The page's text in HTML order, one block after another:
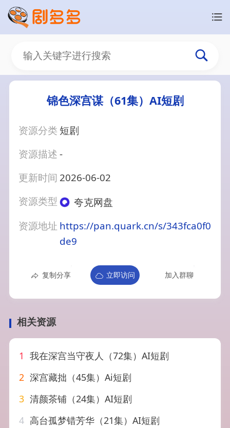
锦色深宫谋（61集）AI短剧
资源分类 短剧
资源描述-
更新时间 2026-06-02
资源类型
夸克网盘
资源地址 https://pan.quark.cn/s/343fca0f0
de9
复制分享 立即访问 加入群聊
相关资源
1 我在深宫当守夜人（72集）AI短剧
2 深宫藏拙（45集）Ai短剧
3 清颜茶铺（24集）AI短剧
4 高台孤梦错芳华（21集）AI短剧